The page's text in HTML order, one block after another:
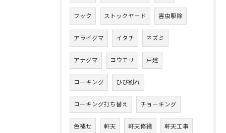
フック ストックヤード 害虫駆除
アライグマ イタチ ネズミ
アナグマ コウモリ 戸建
コーキング ひび割れ
コーキング打ち替え チョーキング
色褪せ 軒天 軒天修繕 軒天工事